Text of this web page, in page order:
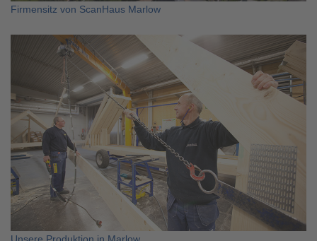
Firmensitz von ScanHaus Marlow